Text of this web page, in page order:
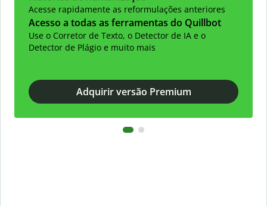
Acesse rapidamente as reformulações anteriores
Acesso a todas as ferramentas do Quillbot
Use o Corretor de Texto, o Detector de IA e o
Detector de Plágio e muito mais
Adquirir versão Premium